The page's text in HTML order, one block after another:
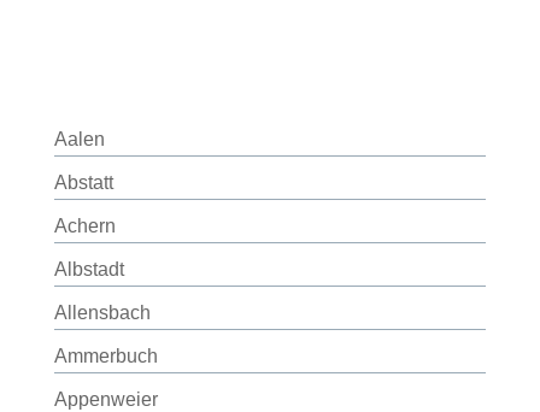
Aalen
Abstatt
Achern
Albstadt
Allensbach
Ammerbuch
Appenweier